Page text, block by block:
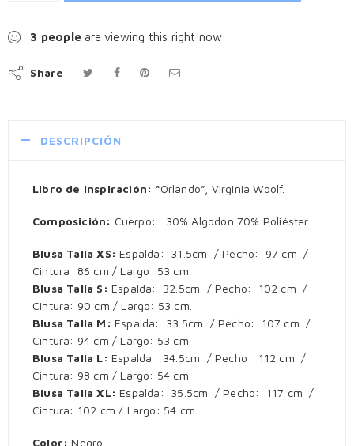
3 people are viewing this right now
Share
DESCRIPCIÓN
Libro de inspiración: “Orlando”, Virginia Woolf.
Composición: Cuerpo: 30% Algodón 70% Poliéster.
Blusa Talla XS: Espalda: 31.5cm / Pecho: 97 cm /
Cintura: 86 cm / Largo: 53 cm.
Blusa Talla S: Espalda: 32.5cm / Pecho: 102 cm /
Cintura: 90 cm / Largo: 53 cm.
Blusa Talla M: Espalda: 33.5cm / Pecho: 107 cm /
Cintura: 94 cm / Largo: 53 cm.
Blusa Talla L: Espalda: 34.5cm / Pecho: 112 cm /
Cintura: 98 cm / Largo: 54 cm.
Blusa Talla XL: Espalda: 35.5cm / Pecho: 117 cm /
Cintura: 102 cm / Largo: 54 cm.
Color: Negro.